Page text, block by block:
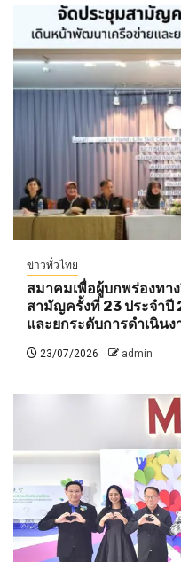
ข่าวทั่วไทย
สมาคมเพื่อผู้บกพร่องทา
สามัญครั้งที่ 23 ประจำปี
และยกระดับการดำเนิน
23/07/2026 admin